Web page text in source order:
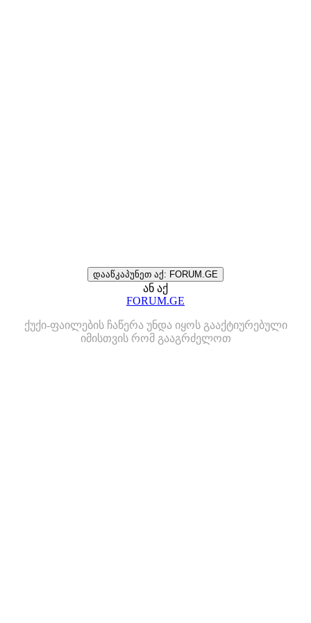
დააწკაპუნეთ აქ: FORUM.GE
ან აქ
FORUM.GE
ქუქი-ფაილების ჩაწერა უნდა იყოს გააქტიურებული
იმისთვის რომ გააგრძელოთ